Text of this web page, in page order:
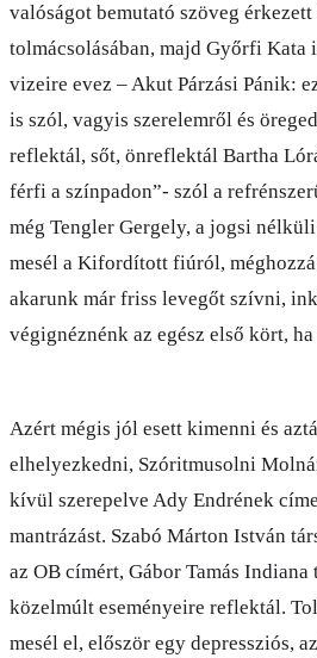
valóságot bemutató szöveg
tolmácsolásában, majd Győrfi Kata
vizeire evez – Akut Párzási Pánik:
is szól, vagyis szerelemről és
reflektál, sőt, önreflektál Bartha
férfi a színpadon”- szól a
még Tengler Gergely, a jogsi
mesél a Kifordított fiúról,
akarunk már friss levegőt szívni,
végignéznénk az egész első kört,
Azért mégis jól esett kimenni és
elhelyezkedni, Szóritmusolni
kívül szerepelve Ady Endrének
mantrázást. Szabó Márton István
az OB címért, Gábor Tamás
közelmúlt eseményeire reflektál.
mesél el, először egy depressziós,